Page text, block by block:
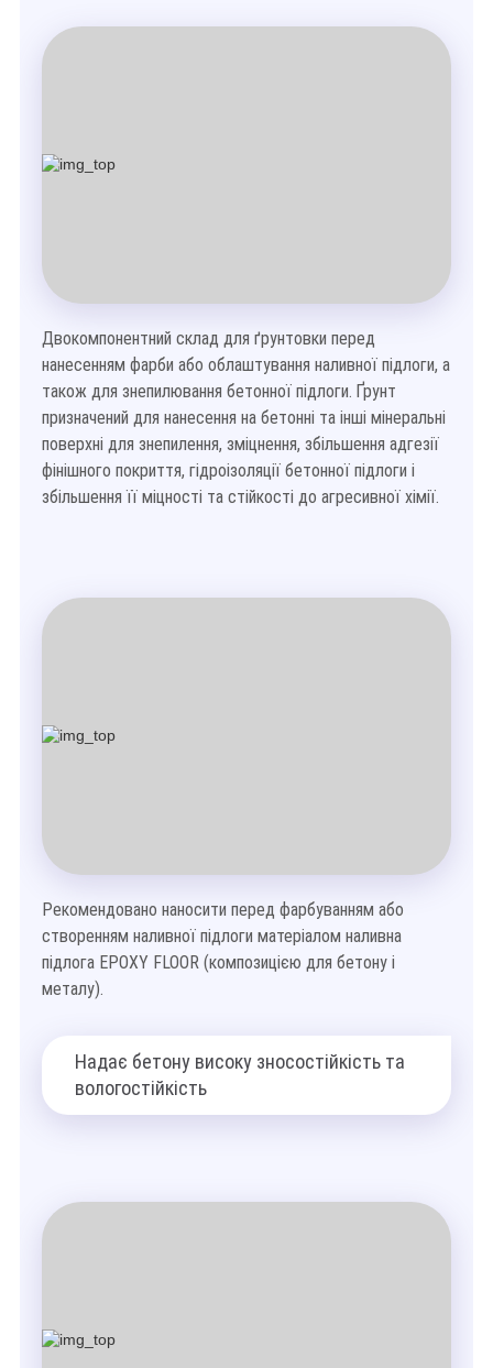
Двокомпонентний склад для ґрунтовки перед
нанесенням фарби або облаштування наливної підлоги, а
також для знепилювання бетонної підлоги. Ґрунт
призначений для нанесення на бетонні та інші мінеральні
поверхні для знепилення, зміцнення, збільшення адгезії
фінішного покриття, гідроізоляції бетонної підлоги і
збільшення її міцності та стійкості до агресивної хімії.
Рекомендовано наносити перед фарбуванням або
створенням наливної підлоги матеріалом наливна
підлога EPOXY FLOOR (композицією для бетону і
металу).
Надає бетону високу зносостійкість та
вологостійкість